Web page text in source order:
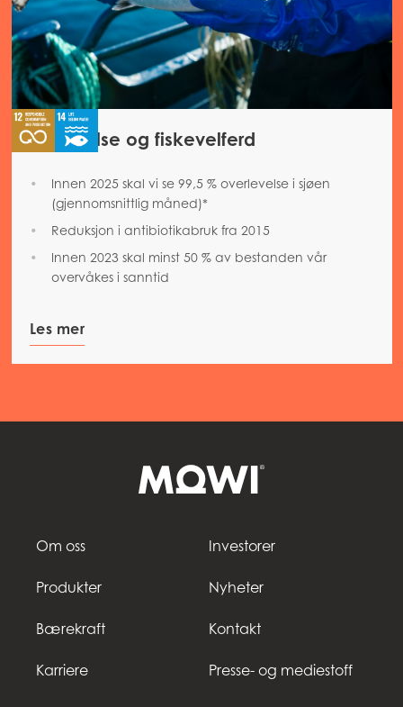
Fiskehelse og fiskevelferd
Innen 2025 skal vi se 99,5 % overlevelse i sjøen
(gjennomsnittlig måned)*
Reduksjon i antibiotikabruk fra 2015
Innen 2023 skal minst 50 % av bestanden vår
overvåkes i sanntid
Les mer
Om oss
Produkter
Bærekraft
Karriere
Investorer
Nyheter
Kontakt
Presse- og mediestoff